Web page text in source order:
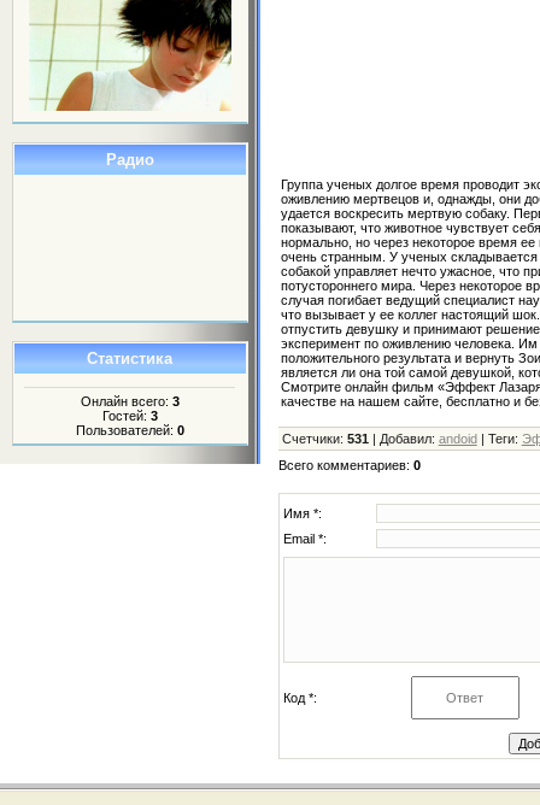
Радио
Статистика
Онлайн всего: 3
Гостей: 3
Пользователей: 0
Группа ученых долгое время проводит
оживлению мертвецов и, однажды, они
удается воскресить мертвую собаку.
показывают, что животное чувствует
нормально, но через некоторое время ее
очень странным. У ученых складывается
собакой управляет нечто ужасное, что
потустороннего мира. Через некоторое
случая погибает ведущий специалист
что вызывает у ее коллег настоящий
отпустить девушку и принимают
эксперимент по оживлению человека. Им
положительного результата и вернуть
является ли она той самой девушкой,
Смотрите онлайн фильм «Эффект
качестве на нашем сайте, бесплатно и
Счетчики: 531| Добавил: andoid | Теги:
Всего комментариев: 0
Имя *:
Email *:
Код *: